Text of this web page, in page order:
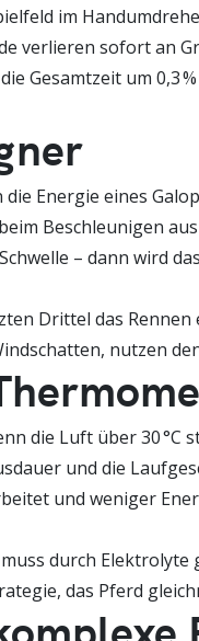
im
verlieren sofort an
Gesamtzeit um
Energie eines
Beschleunigen
– dann wird
Drittel das
nutzen
die Luft über 30 °C
und die
und weniger
durch
das Pferd